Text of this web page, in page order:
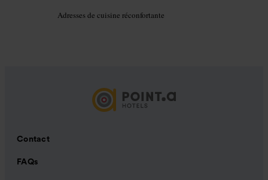
Adresses de cuisine réconfortante
Contact
FAQs